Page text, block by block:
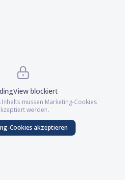
blockiert
müssen Marketing-Cookies
werden.
-Cookies akzeptieren